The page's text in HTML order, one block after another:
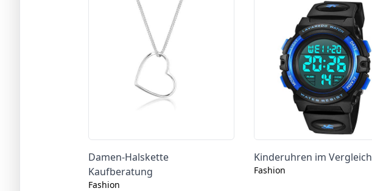
Damen-Halskette
Kaufberatung
Fashion
Kinderuhren im Vergleich
Fashion